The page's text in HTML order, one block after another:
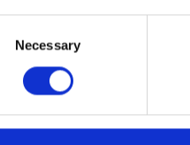
Necessary